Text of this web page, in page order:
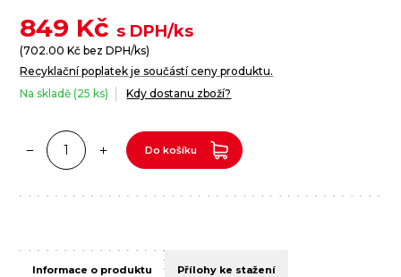
849 Kč s DPH/ks
(702.00 Kč bez DPH/ks)
Recyklační poplatek je součástí ceny produktu.
Na skladě (25 ks)
Kdy dostanu zboží?
Do košíku
Informace o produktu Přílohy ke stažení